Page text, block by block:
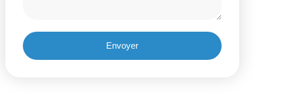
Envoyer